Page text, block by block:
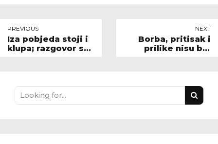
PREVIOUS
Iza pobjeda stoji i
klupa; razgovor s
NEXT
Borba, pritisak i
prilike nisu bili